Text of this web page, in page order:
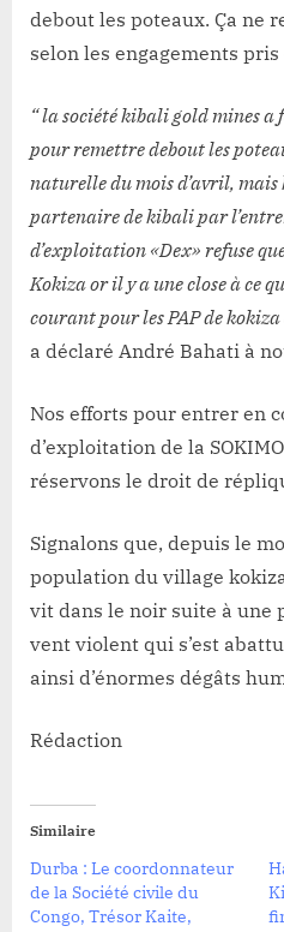
debout les poteaux. Ça ne
selon les engagements
“ la société kibali gold mines a
pour remettre debout les
naturelle du mois d’avril, mais
partenaire de kibali par
d’exploitation «Dex» refuse
Kokiza or il y a une close à ce
courant pour les PAP de
a déclaré André Bahati à
Nos efforts pour entrer en
d’exploitation de la
réservons le droit de
Signalons que, depuis le
population du village
vit dans le noir suite à une
vent violent qui s’est
ainsi d’énormes dégâts
Rédaction
Similaire
Durba : Le coordonnateur
de la Société civile du
Congo, Trésor Kaite,